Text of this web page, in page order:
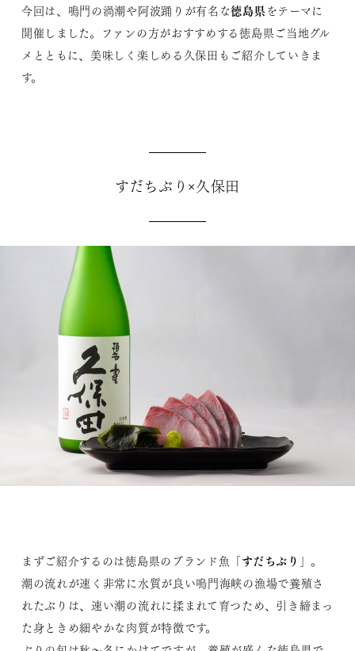
今回は、鳴門の渦潮や阿波踊りが有名な徳島県をテーマに
開催しました。ファンの方がおすすめする徳島県ご当地グル
メとともに、美味しく楽しめる久保田もご紹介していきま
す。
すだちぶり×久保田
まずご紹介するのは徳島県のブランド魚「すだちぶり 」。
潮の流れが速く非常に水質が良い鳴門海峡の漁場で養殖さ
れたぶりは、速い潮の流れに揉まれて育つため、引き締まっ
た身ときめ細やかな肉質が特徴です。